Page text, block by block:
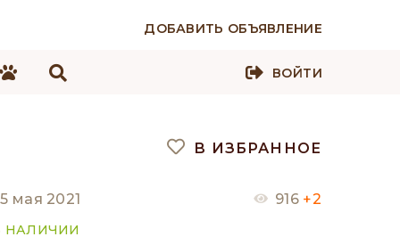
ДОБАВИТЬ ОБЪЯВЛЕНИЕ
ВОЙТИ
В ИЗБРАННОЕ
мая 2021 916 +2
НАЛИЧИИ